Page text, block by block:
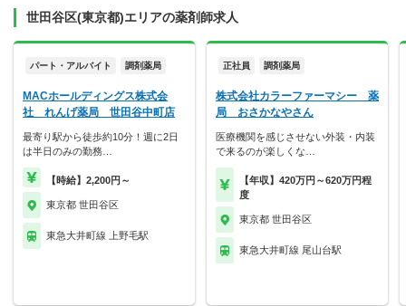
世田谷区(東京都)エリアの薬剤師求人
パート・アルバイト 調剤薬局
MACホールディングス株式会
社 れんげ薬局 世田谷中町店
最寄り駅から徒歩約10分！週に2日
は半日のみの勤務…
【時給】2,200円～
東京都 世田谷区
東急大井町線 上野毛駅
正社員 調剤薬局
株式会社カラーファーマシー 薬
局 おさかなやさん
医療機関を感じさせない外装・内装
で来るのが楽しくな…
【年収】420万円～620万円程
度
東京都 世田谷区
東急大井町線 尾山台駅